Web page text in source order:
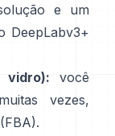
e um
DeepLabv3+
vidro): você
vezes,
(FBA).